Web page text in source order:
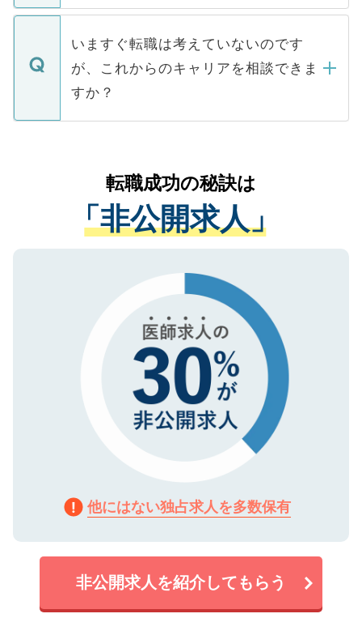
関を公にしてしまうと、応募が殺到する場
に、医療機関が求める条件に合った人材の
みを人材紹介会社に依頼するケースが増え
ています。
定を承諾する必要はありません。内定先へ
の辞退の連絡はキャリアパートナーが行い
個人情報が漏えいすることはありませんの
で、ご安心ください。当サイトからの登録
などで収集したご登録者様の個人情報は、
ご本人のキャリアアップおよび転職活動の
支援を目的に使用いたします。お預かりし
ているすべての個人データはご本人の許可
は、個人情報の取り扱いについての厳密な
管理基準を満たした事業者のみに付与され
る、プライバシーマークを取得済みです。
で、機密保持に関してもご安心ください。
いますぐ転職は考えていないのです
が、これからのキャリアを相談できま
すか？
かがいして、現在の医療機関の状況や紹介
経験をまじえながら、適切なアドバイスを
させていただきます。すぐにご転職をされ
ない方には、長期的なサポートが可能です
ので、まずはご登録ください。
転職成功の秘訣は
「非公開求人」
他にはない独占求人を多数保有
非公開求人を紹介してもらう